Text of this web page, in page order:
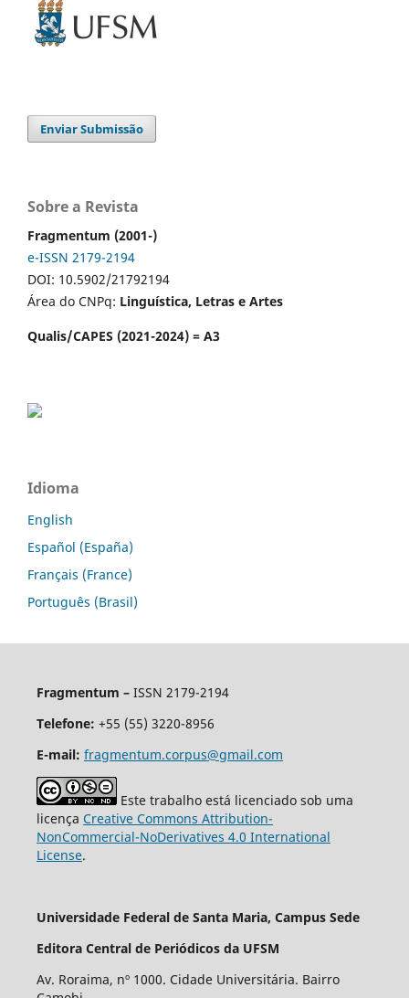
Enviar Submissão
Sobre a Revista
Fragmentum (2001-)
e-ISSN 2179-2194
DOI: 10.5902/21792194
Área do CNPq: Linguística, Letras e Artes
Qualis/CAPES (2021-2024) = A3
Idioma
English
Español (España)
Français (France)
Português (Brasil)
Fragmentum – ISSN 2179-2194
Telefone: +55 (55) 3220-8956
E-mail: fragmentum.corpus@gmail.com
Este trabalho está licenciado sob uma
licença Creative Commons Attribution-
NonCommercial-NoDerivatives 4.0 International
License.
Universidade Federal de Santa Maria, Campus Sede
Editora Central de Periódicos da UFSM
Av. Roraima, nº 1000. Cidade Universitária. Bairro